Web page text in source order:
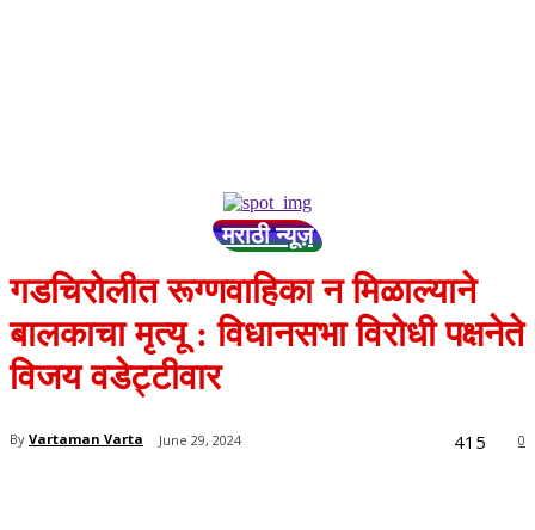
मराठी न्यूज़
गडचिरोलीत रूग्णवाहिका न मिळाल्याने
बालकाचा मृत्यू : विधानसभा विरोधी पक्षनेते
विजय वडेट्टीवार
By Vartaman Varta June 29, 2024 0
415